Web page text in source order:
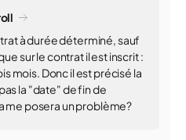
à durée déterminé, sauf
sur le contrat il est inscrit :
mois. Donc il est précisé la
la "date" de fin de
me posera un problème?